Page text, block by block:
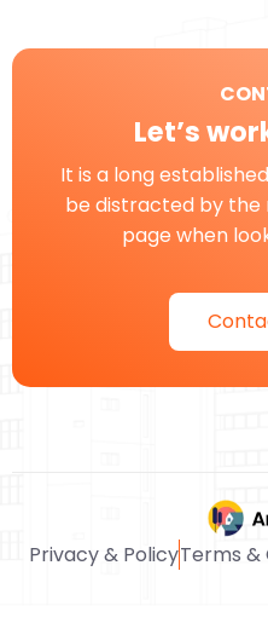
Let’s
It is a long
be distracted by
page when
Privacy & PolicyTerms &